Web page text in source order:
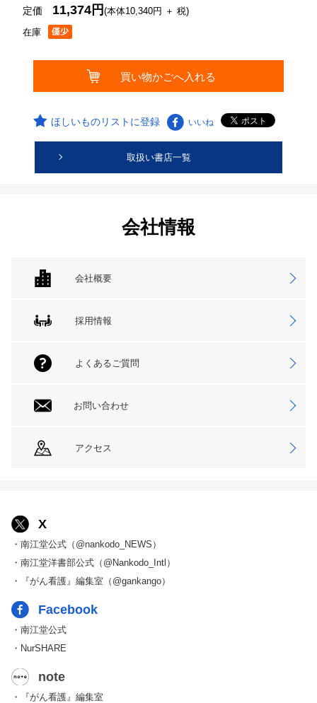
在庫
定価 11,374円(本体10,340円 ＋ 税)
ほしいものリストに登録 いいね
取扱い書店一覧
会社情報
会社概要
採用情報
よくあるご質問
お問い合わせ
アクセス
X
・南江堂公式（@nankodo_NEWS）
・南江堂洋書部公式（@Nankodo_Intl）
・『がん看護』編集室（@gankango）
Facebook
・南江堂公式
・NurSHARE
note
・『がん看護』編集室